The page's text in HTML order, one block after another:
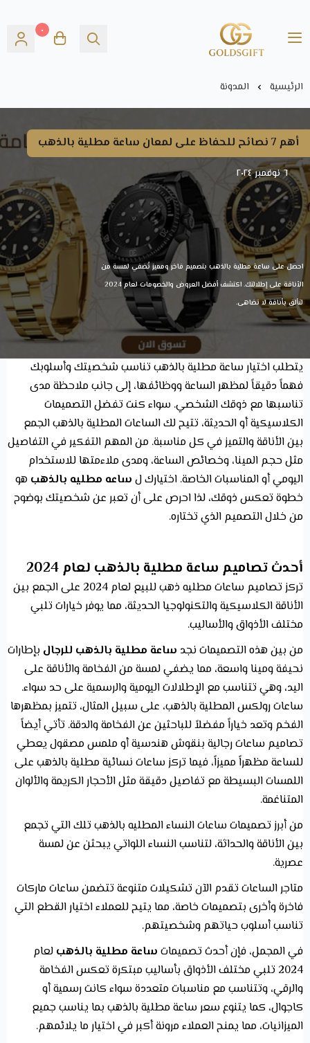
Gold's GIFT
٠
الرئيسية المدونة
أهم 7 نصائح للحفاظ على لمعان ساعة مطلية بالذهب
٦ نوفمبر ٢٠٢٤
احصل على ساعة مطلية بالذهب بتصميم فاخر ومميز تُضفي لمسة من
الأناقة على إطلالتك. اكتشف أفضل العروض والخصومات لعام 2024
لتألق بأناقة لا تضاهى.
يتطلب اختيار ساعة مطلية بالذهب تناسب شخصيتك وأسلوبك
فهماً دقيقاً لمظهر الساعة ووظائفها، إلى جانب ملاحظة مدى
تناسبها مع ذوقك الشخصي. سواء كنت تفضل التصميمات
الكلاسيكية أو الحديثة، تتيح لك الساعات المطلية بالذهب الجمع
بين الأناقة والتميز في كل مناسبة. من المهم التفكير في التفاصيل
مثل حجم المينا، وخصائص الساعة، ومدى ملاءمتها للاستخدام
اليومي أو المناسبات الخاصة. اختيارك ل ساعه مطليه بالذهب هو
خطوة تعكس ذوقك، لذا احرص على أن تعبر عن شخصيتك بوضوح
من خلال التصميم الذي تختاره.
أحدث تصاميم ساعة مطلية بالذهب لعام 2024
تركز تصاميم ساعات مطليه ذهب للبيع لعام 2024 على الجمع بين
الأناقة الكلاسيكية والتكنولوجيا الحديثة، مما يوفر خيارات تلبي
مختلف الأذواق والأساليب.
من بين هذه التصميمات نجد ساعة مطلية بالذهب للرجال بإطارات
نحيفة ومينا واسعة، مما يضفي لمسة من الفخامة والأناقة على
اليد، وهي تتناسب مع الإطلالات اليومية والرسمية على حد سواء.
ساعات رولكس المطلية بالذهب، على سبيل المثال، تتميز بمظهرها
الفخم وتعد خياراً مفضلاً للباحثين عن الفخامة والدقة. تأتي أيضاً
تصاميم ساعات رجالية بنقوش هندسية أو ملمس مصقول يعطي
للساعة مظهراً مميزاً، فيما تركز ساعات نسائية مطلية بالذهب على
اللمسات البسيطة مع تفاصيل دقيقة مثل الأحجار الكريمة والألوان
المتناغمة.
من أبرز تصميمات ساعات النساء المطليه بالذهب تلك التي تجمع
بين الأناقة والحداثة، لتناسب النساء اللواتي يبحثن عن لمسة
عصرية.
متاجر الساعات تقدم الآن تشكيلات متنوعة تتضمن ساعات ماركات
فاخرة وأخرى بتصميمات خاصة، مما يتيح للعملاء اختيار القطع التي
تناسب أسلوب حياتهم وشخصيتهم.
في المجمل، فإن أحدث تصميمات ساعة مطلية بالذهب لعام
2024 تلبي مختلف الأذواق بأساليب مبتكرة تعكس الفخامة
والرقي، وتتناسب مع مناسبات متعددة سواء كانت رسمية أو
كاجوال، كما يتنوع سعر ساعة مطلية بالذهب بما يناسب جميع
الميزانيات، مما يمنح العملاء مرونة أكبر في اختيار ما يلائمهم.